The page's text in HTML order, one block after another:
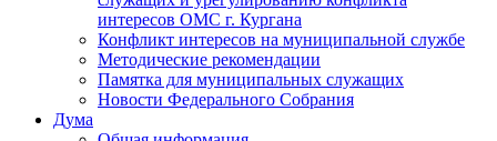
интересов ОМС г. Кургана
Конфликт интересов на муниципальной службе
Методические рекомендации
Памятка для муниципальных служащих
Новости Федерального Cобрания
Дума